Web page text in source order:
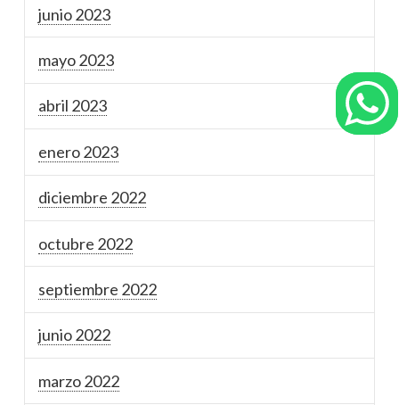
junio 2023
mayo 2023
abril 2023
enero 2023
diciembre 2022
octubre 2022
septiembre 2022
junio 2022
marzo 2022